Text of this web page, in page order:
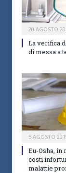
20 AGOSTO
La verifica
di messa a
5 AGOSTO
Eu-Osha, in
costi
malattie